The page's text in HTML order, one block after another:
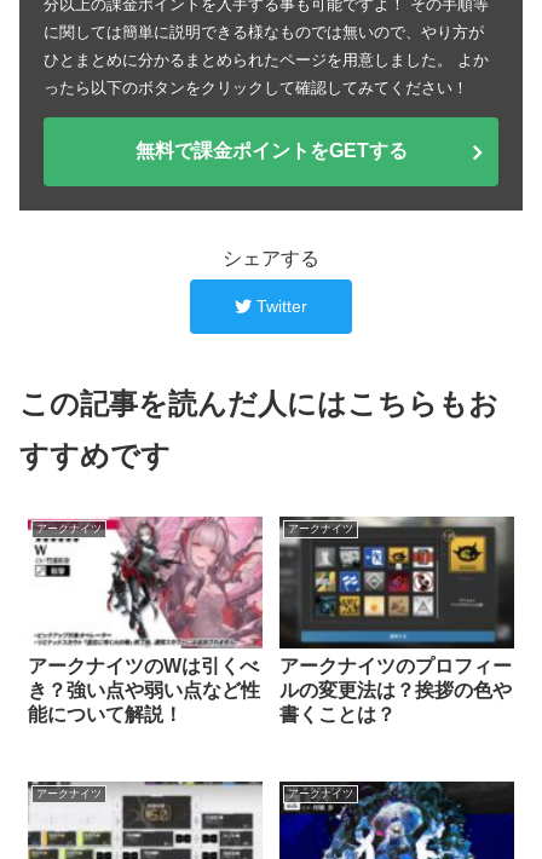
分以上の課金ポイントを入手する事も可能ですよ！ その手順等
に関しては簡単に説明できる様なものでは無いので、やり方が
ひとまとめに分かるまとめられたページを用意しました。 よか
ったら以下のボタンをクリックして確認してみてください！
無料で課金ポイントをGETする
シェアする
Twitter
この記事を読んだ人にはこちらもお
すすめです
アークナイツ
アークナイツのWは引くべ
き？強い点や弱い点など性
能について解説！
アークナイツ
アークナイツのプロフィー
ルの変更法は？挨拶の色や
書くことは？
アークナイツ アークナイツ